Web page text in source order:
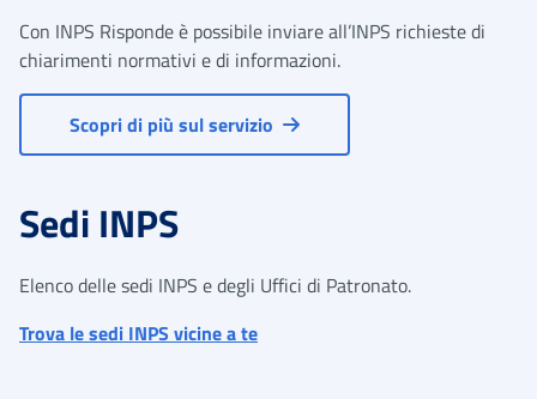
Con INPS Risponde è possibile inviare all’INPS richieste di
chiarimenti normativi e di informazioni.
Scopri di più sul servizio
Sedi INPS
Elenco delle sedi INPS e degli Uffici di Patronato.
Trova le sedi INPS vicine a te